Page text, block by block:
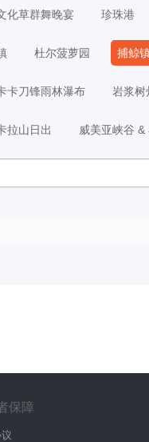
化草群舞晚宴 珍珠港
杜尔菠萝园 捕鲸
卡刀锋雨林瀑布 岩浆树
拉山日出 威美亚峡谷 &
保障